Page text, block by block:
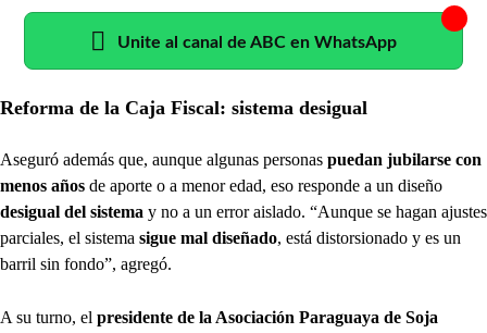
Unite al canal de ABC en WhatsApp
Reforma de la Caja Fiscal: sistema desigual
Aseguró además que, aunque algunas personas puedan jubilarse con
menos años de aporte o a menor edad, eso responde a un diseño
desigual del sistema y no a un error aislado. “Aunque se hagan ajustes
parciales, el sistema sigue mal diseñado, está distorsionado y es un
barril sin fondo”, agregó.
A su turno, el presidente de la Asociación Paraguaya de Soja